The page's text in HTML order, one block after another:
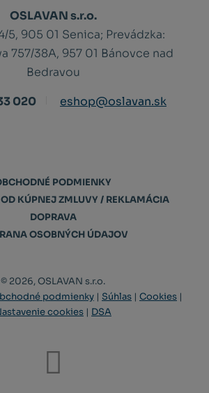
OSLAVAN s.r.o.
5, 905 01 Senica; Prevádzka:
757/38A, 957 01 Bánovce nad
Bedravou
020
eshop@oslavan.sk
PODMIENKY
KÚPNEJ ZMLUVY / REKLAMÁCIA
DOPRAVA
OSOBNÝCH ÚDAJOV
© 2026, OSLAVAN s.r.o.
podmienky | Súhlas | Cookies |
cookies | DSA